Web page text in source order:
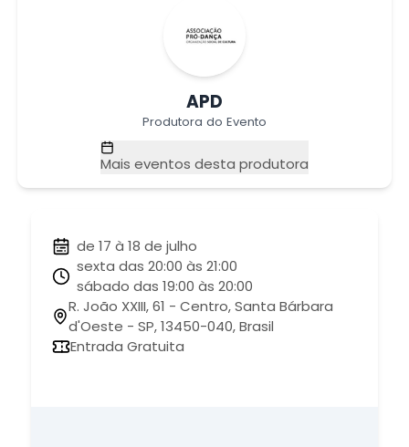
APD
Produtora do Evento
Mais eventos desta produtora
de 17 à 18 de julho
sexta das 20:00 às 21:00
sábado das 19:00 às 20:00
R. João XXIII, 61 - Centro, Santa Bárbara
d'Oeste - SP, 13450-040, Brasil
Entrada Gratuita